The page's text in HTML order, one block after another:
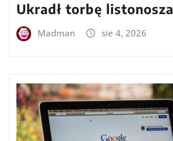
Ukradł torbę listonosza
Madman sie 4, 2026